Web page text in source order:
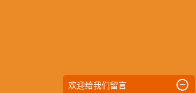
欢迎给我们留言